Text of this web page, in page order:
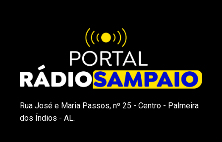
Rua José e Maria Passos, nº 25 - Centro - Palmeira
dos Índios - AL.